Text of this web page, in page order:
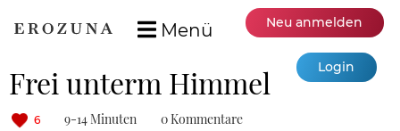
Menü Neu anmelden
Login
Frei unterm Himmel
6 9-14 Minuten 0 Kommentare